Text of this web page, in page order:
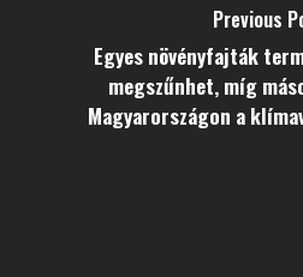
Previous
Egyes növényfajták
megszűnhet, míg
Magyarországon a